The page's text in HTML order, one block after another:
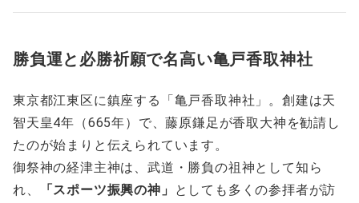
勝負運と必勝祈願で名高い亀戸香取神社
東京都江東区に鎮座する「亀戸香取神社」。創建は天
智天皇4年（665年）で、藤原鎌足が香取大神を勧請し
たのが始まりと伝えられています。
御祭神の経津主神は、武道・勝負の祖神として知ら
れ、
「スポーツ振興の神」
としても多くの参拝者が訪